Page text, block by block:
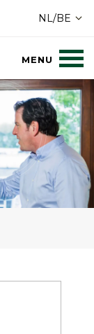
NL/BE